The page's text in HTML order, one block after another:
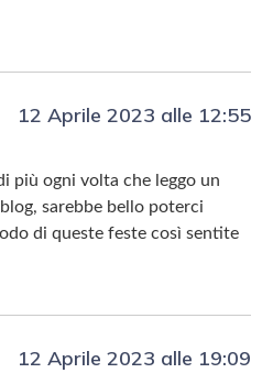
12 Aprile 2023 alle 12:55
più ogni volta che leggo un
sarebbe bello poterci
di queste feste così sentite
12 Aprile 2023 alle 19:09